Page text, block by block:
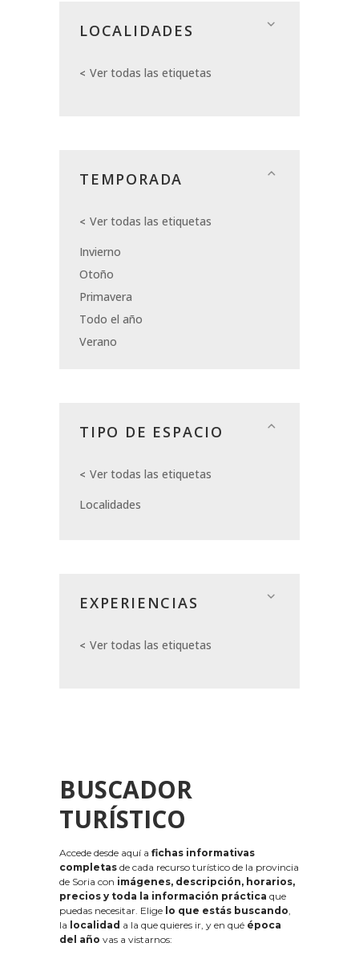
LOCALIDADES
Ver todas las etiquetas
TEMPORADA
Ver todas las etiquetas
Invierno
Otoño
Primavera
Todo el año
Verano
TIPO DE ESPACIO
Ver todas las etiquetas
Localidades
EXPERIENCIAS
Ver todas las etiquetas
BUSCADOR
TURÍSTICO
Accede desde aquí a fichas informativas
completas de cada recurso turístico de la provincia
de Soria con imágenes, descripción, horarios,
precios y toda la información práctica que
puedas necesitar. Elige lo que estás buscando,
la localidad a la que quieres ir, y en qué época
del año vas a vistarnos: